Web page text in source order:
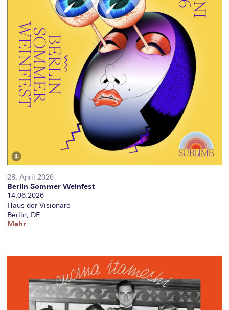
28. April 2026
Berlin Sommer Weinfest
14.06.2026
Haus der Visionäre
Berlin, DE
Mehr